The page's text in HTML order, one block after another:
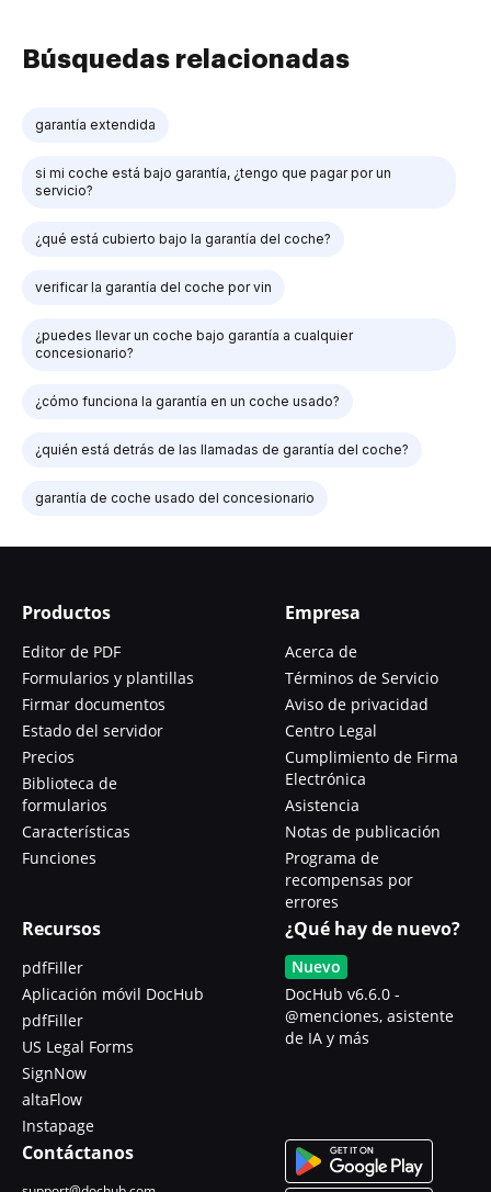
Búsquedas relacionadas
garantía extendida
si mi coche está bajo garantía, ¿tengo que pagar por un
servicio?
¿qué está cubierto bajo la garantía del coche?
verificar la garantía del coche por vin
¿puedes llevar un coche bajo garantía a cualquier
concesionario?
¿cómo funciona la garantía en un coche usado?
¿quién está detrás de las llamadas de garantía del coche?
garantía de coche usado del concesionario
Productos
Editor de PDF
Formularios y plantillas
Firmar documentos
Estado del servidor
Precios
Biblioteca de
formularios
Características
Funciones
Empresa
Acerca de
Términos de Servicio
Aviso de privacidad
Centro Legal
Cumplimiento de Firma
Electrónica
Asistencia
Notas de publicación
Programa de
recompensas por
errores
Recursos
pdfFiller
Aplicación móvil DocHub
pdfFiller
US Legal Forms
SignNow
altaFlow
Instapage
¿Qué hay de nuevo?
Nuevo
DocHub v6.6.0 -
@menciones, asistente
de IA y más
Contáctanos